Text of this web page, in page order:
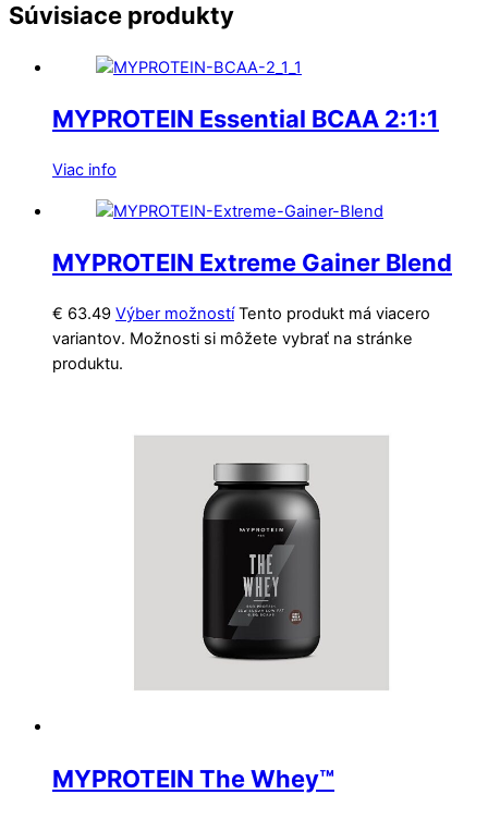
Súvisiace produkty
MYPROTEIN Essential BCAA 2:1:1
Viac info
MYPROTEIN Extreme Gainer Blend
€ 63.49 Výber možností Tento produkt má viacero
variantov. Možnosti si môžete vybrať na stránke
produktu.
MYPROTEIN The Whey™